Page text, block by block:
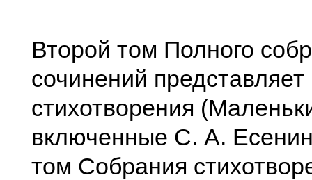
Второй том Полного
сочинений представляет
стихотворения
включенные С. А.
том Собрания